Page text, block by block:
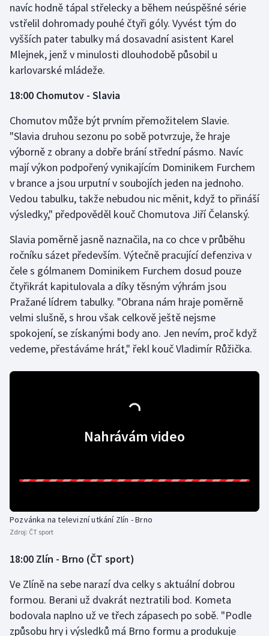
Rychlostní kanoistika
Short track
Sportovní střelba
Triatlon
Veslování
Vodní slalom
Volejbal
Ostatní
navíc hodně tápal střelecky a během neúspěšné série
vstřelil dohromady pouhé čtyři góly. Vyvést tým do
vyšších pater tabulky má dosavadní asistent Karel
Mlejnek, jenž v minulosti dlouhodobě působil u
karlovarské mládeže.
18:00 Chomutov - Slavia
Chomutov může být prvním přemožitelem Slavie.
"Slavia druhou sezonu po sobě potvrzuje, že hraje
výborně z obrany a dobře brání střední pásmo. Navíc
mají výkon podpořený vynikajícím Dominikem Furchem
v brance a jsou urputní v soubojích jeden na jednoho.
Vedou tabulku, takže nebudou nic měnit, když to přináší
výsledky," předpověděl kouč Chomutova Jiří Čelanský.
Slavia poměrně jasně naznačila, na co chce v průběhu
ročníku sázet především. Výtečně pracující defenziva v
čele s gólmanem Dominikem Furchem dosud pouze
čtyřikrát kapitulovala a díky těsným výhrám jsou
Pražané lídrem tabulky. "Obrana nám hraje poměrně
velmi slušně, s hrou však celkově ještě nejsme
spokojení, se získanými body ano. Jen nevím, proč když
vedeme, přestáváme hrát," řekl kouč Vladimír Růžička.
Nahrávám video
Pozvánka na televizní utkání Zlín - Brno
Zdroj: ČT sport
18:00 Zlín - Brno (ČT sport)
Ve Zlíně na sebe narazí dva celky s aktuální dobrou
formou. Berani už dvakrát neztratili bod. Kometa
bodovala naplno už ve třech zápasech po sobě. "Podle
způsobu hry i výsledků má Brno formu a produkuje